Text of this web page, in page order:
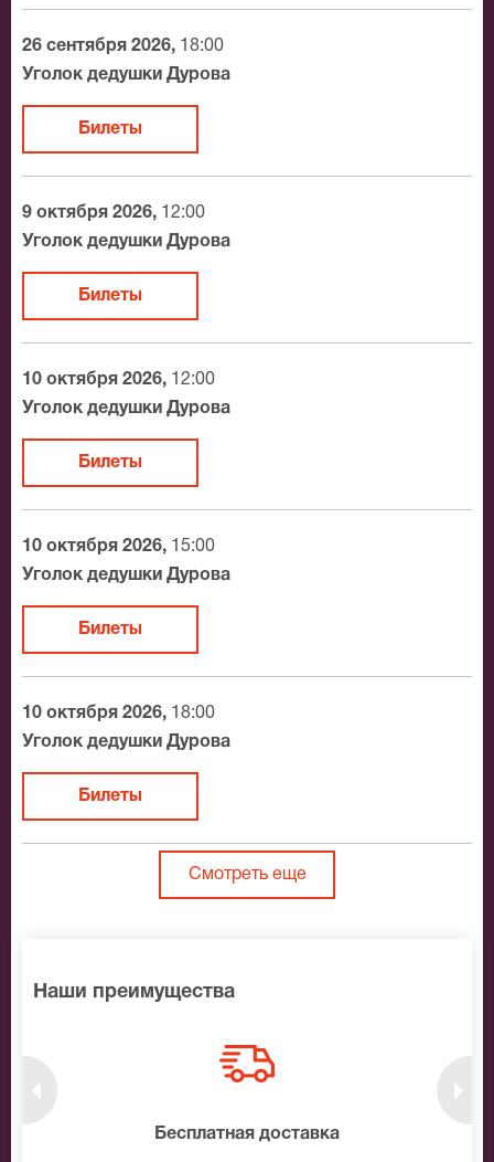
26 сентября 2026, 18:00
Уголок дедушки Дурова
Билеты
9 октября 2026, 12:00
Уголок дедушки Дурова
Билеты
10 октября 2026, 12:00
Уголок дедушки Дурова
Билеты
10 октября 2026, 15:00
Уголок дедушки Дурова
Билеты
10 октября 2026, 18:00
Уголок дедушки Дурова
Билеты
Смотреть еще
Наши преимущества
Бесплатная доставка